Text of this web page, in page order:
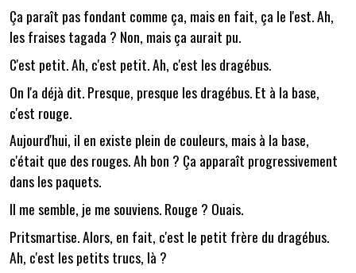
Ça paraît pas fondant comme ça, mais en fait, ça le l'est. Ah,
les fraises tagada ? Non, mais ça aurait pu.
C'est petit. Ah, c'est petit. Ah, c'est les dragébus.
On l'a déjà dit. Presque, presque les dragébus. Et à la base,
c'est rouge.
Aujourd'hui, il en existe plein de couleurs, mais à la base,
c'était que des rouges. Ah bon ? Ça apparaît progressivement
dans les paquets.
Il me semble, je me souviens. Rouge ? Ouais.
Pritsmartise. Alors, en fait, c'est le petit frère du dragébus.
Ah, c'est les petits trucs, là ?